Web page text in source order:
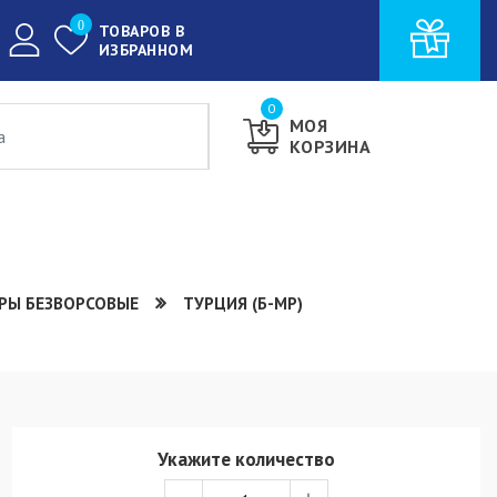
ТОВАРОВ В
ИЗБРАННОМ
0
МОЯ
КОРЗИНА
0
БЕЗВОРСОВЫЕ ТУРЦИЯ (Б-МР)
Укажите количество